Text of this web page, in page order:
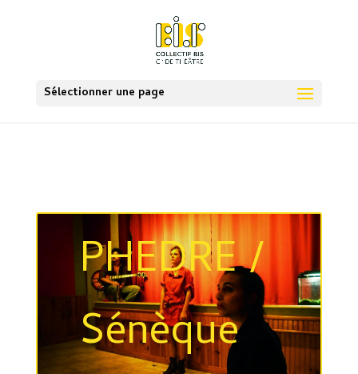
Sélectionner une page
PHEDRE /
Sénèque